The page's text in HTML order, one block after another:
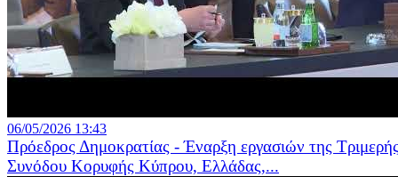
06/05/2026 13:43
Πρόεδρος Δημοκρατίας - Έναρξη εργασιών της
Συνόδου Κορυφής Κύπρου, Ελλάδας,...